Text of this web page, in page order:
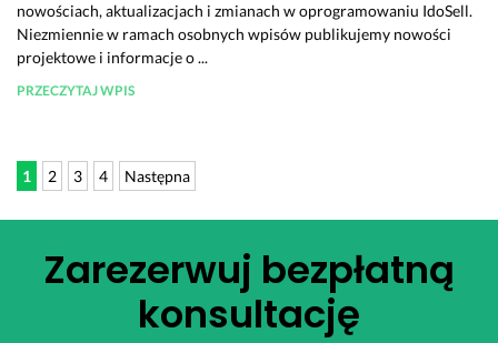
nowościach, aktualizacjach i zmianach w oprogramowaniu IdoSell.
Niezmiennie w ramach osobnych wpisów publikujemy nowości
projektowe i informacje o ...
PRZECZYTAJ WPIS
1 2 3 4 Następna
Zarezerwuj bezpłatną
konsultację